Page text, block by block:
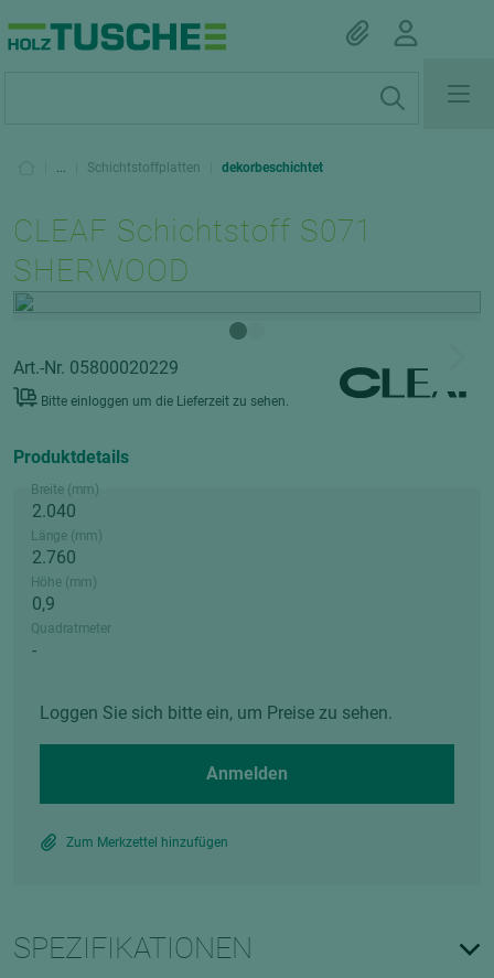
... Schichtstoffplatten dekorbeschichtet
CLEAF Schichtstoff S071
SHERWOOD
Art.-Nr. 05800020229
Bitte einloggen um die Lieferzeit zu sehen.
Produktdetails
Breite (mm)
Länge (mm)
Höhe (mm)
Quadratmeter
Loggen Sie sich bitte ein, um Preise zu sehen.
Anmelden
Zum Merkzettel hinzufügen
SPEZIFIKATIONEN